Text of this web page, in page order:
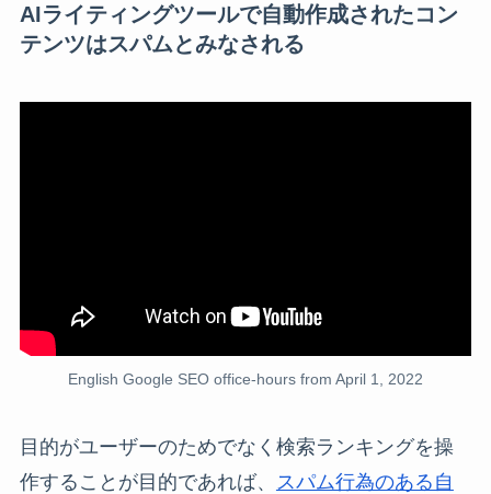
AIライティングツールで自動作成されたコン
テンツはスパムとみなされる
English Google SEO office-hours from April 1, 2022
目的がユーザーのためでなく検索ランキングを操
作することが目的であれば、
スパム行為のある自